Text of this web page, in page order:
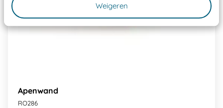
Weigeren
Apenwand
RO286